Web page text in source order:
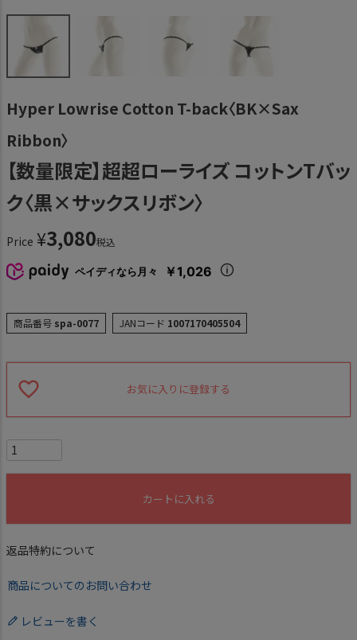
Hyper Lowrise Cotton T-back〈BK×Sax
Ribbon〉
【数量限定】超超ローライズ コットンTバッ
ク〈黒×サックスリボン〉
Price ¥3,080税込
ペイディなら月々 ￥1,026
商品番号 spa-0077 JANコード 1007170405504
お気に入りに登録する
カートに入れる
返品特約について
商品についてのお問い合わせ
レビューを書く